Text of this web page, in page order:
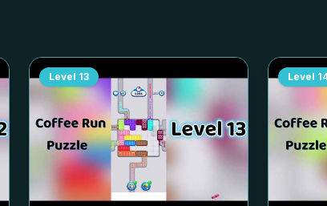
Level 13 Level